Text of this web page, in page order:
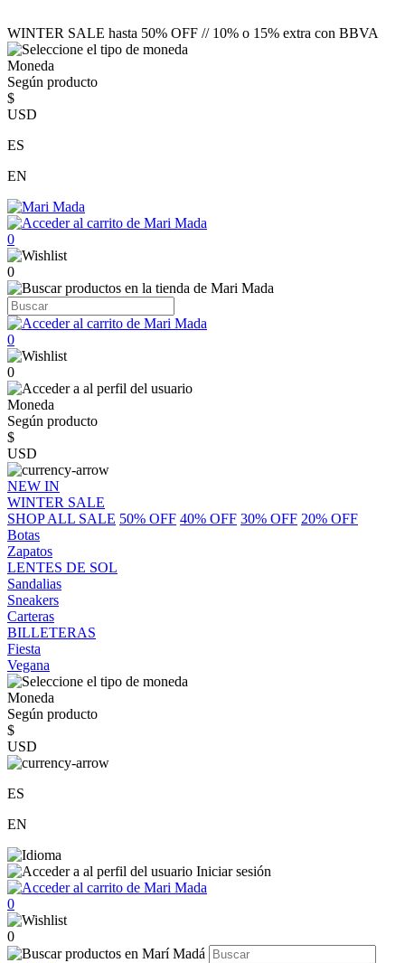
WINTER SALE hasta 50% OFF // 10% o 15% extra con BBVA
Moneda
Según producto
$
USD
ES
EN
0
0
0
0
Moneda
Según producto
$
USD
NEW IN
WINTER SALE
SHOP ALL SALE 50% OFF 40% OFF 30% OFF 20% OFF
Botas
Zapatos
LENTES DE SOL
Sandalias
Sneakers
Carteras
BILLETERAS
Fiesta
Vegana
Moneda
Según producto
$
USD
ES
EN
Iniciar sesión
0
0